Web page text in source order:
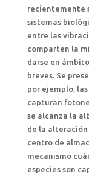
recientemente
sistemas
entre las
comparten la
darse en
breves. Se
por ejemplo,
capturan
se alcanza la
de la alteración
centro de
mecanismo
especies son